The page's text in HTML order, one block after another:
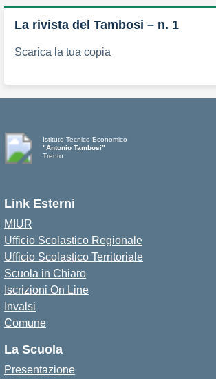
La rivista del Tambosi – n. 1
Scarica la tua copia
Istituto Tecnico Economico
"Antonio Tambosi"
Trento
Link Esterni
MIUR
Ufficio Scolastico Regionale
Ufficio Scolastico Territoriale
Scuola in Chiaro
Iscrizioni On Line
Invalsi
Comune
La Scuola
Presentazione